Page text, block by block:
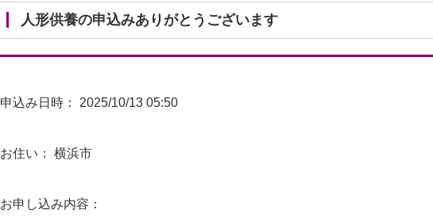
人形供養の申込みありがとうございます
申込み日時： 2025/10/13 05:50
お住い： 横浜市
お申し込み内容：